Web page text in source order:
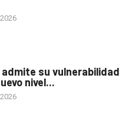
su vulnerabilidad
nivel...